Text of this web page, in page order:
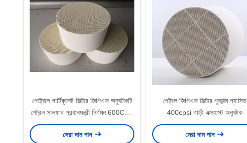
পেট্রোল পার্টিকুলেট ফিল্টার জিপিএফ অনুঘটকটি
পেট্রল সালফার প্রধানমন্ত্রী নির্গমন 600Cpsi
হ্রাস করে
সেরা দাম পান
পেট্রল জিপিএফ ফিল্টার পুনর্জন্ম প্যাসিভ
400cpsi গাড়ী এক্সহাস্ট অনুঘটক
সেরা দাম পান